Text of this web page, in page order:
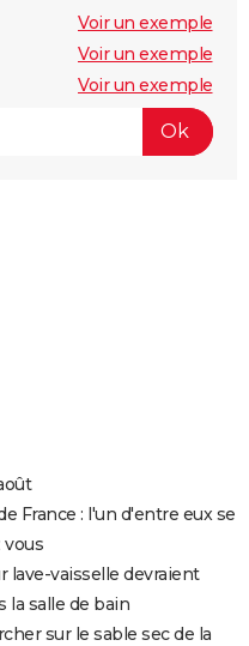
casting, bande-
avec un chapitre 3 ?
Voir un exemple
Voir un exemple
Voir un exemple
France : l'un d'entre eux se
lave-vaisselle devraient
la salle de bain
sur le sable sec de la